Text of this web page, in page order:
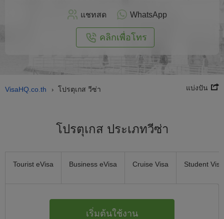
แชทสด WhatsApp
คลิกเพื่อโทร
VisaHQ.co.th › โปรตุเกส วีซ่า แบ่งปัน
โปรตุเกส ประเภทวีซ่า
Tourist eVisa Business eVisa Cruise Visa Student Visa
เริ่มต้นใช้งาน